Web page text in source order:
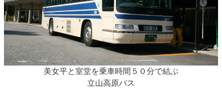
美女平と室堂を乗車時間５０分で結ぶ
立山高原バス